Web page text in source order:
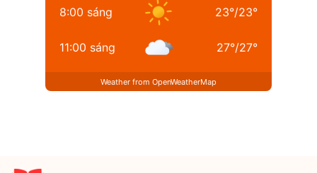
8:00 sáng 23°/23°
11:00 sáng 27°/27°
Weather from OpenWeatherMap